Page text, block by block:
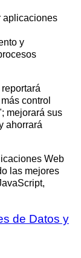
aplicaciones
y
control
mejorará sus
ahorrará
Web
las mejores
de Datos y